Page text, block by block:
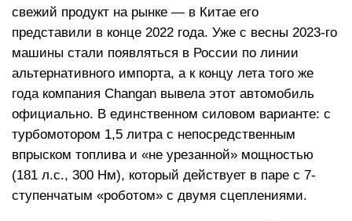
свежий продукт на рынке — в Китае его
представили в конце 2022 года. Уже с весны 2023-го
машины стали появляться в России по линии
альтернативного импорта, а к концу лета того же
года компания Changan вывела этот автомобиль
официально. В единственном силовом варианте: с
турбомотором 1,5 литра с непосредственным
впрыском топлива и «не урезанной» мощностью
(181 л.с., 300 Нм), который действует в паре с 7-
ступенчатым «роботом» с двумя сцеплениями.